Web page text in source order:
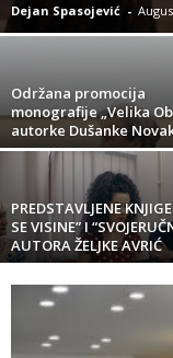
Dejan Spasojević -
Održana promocija
monografije „Velika
autorke Dušanke
PREDSTAVLJENE
SE VISINE” I
AUTORA ŽELJKE AVRIĆ